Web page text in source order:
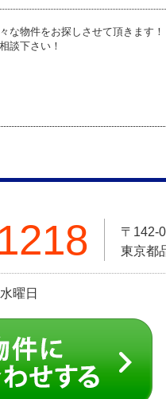
な物件をお探しさせて頂きます！
談下さい！
〒142-
東京都
曜日